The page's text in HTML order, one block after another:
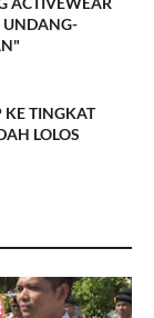
UNDANG-
KE TINGKAT
LOLOS